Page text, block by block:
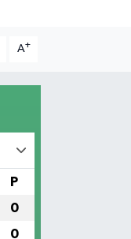
A+
P
0
0